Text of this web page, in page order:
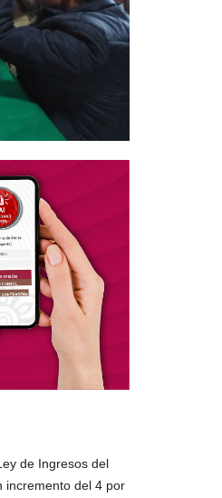
de Ingresos del
incremento del 4 por